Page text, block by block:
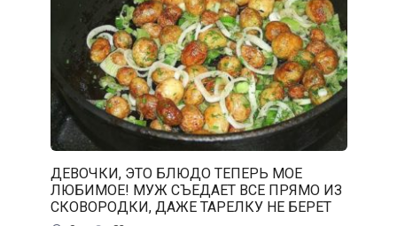
ДЕВОЧКИ, ЭТО БЛЮДО ТЕПЕРЬ МОЕ
ЛЮБИМОЕ! МУЖ СЪЕДАЕТ ВСЕ ПРЯМО ИЗ
СКОВОРОДКИ, ДАЖЕ ТАРЕЛКУ НЕ БЕРЕТ